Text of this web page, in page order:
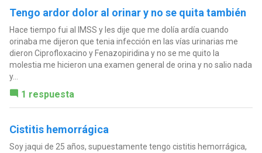
Tengo ardor dolor al orinar y no se quita también
Hace tiempo fui al IMSS y les dije que me dolía ardía cuando
orinaba me dijeron que tenia infección en las vías urinarias me
dieron Ciprofloxacino y Fenazopiridina y no se me quito la
molestia me hicieron una examen general de orina y no salio nada
y...
1 respuesta
Cistitis hemorrágica
Soy jaqui de 25 años, supuestamente tengo cistitis hemorrágica,